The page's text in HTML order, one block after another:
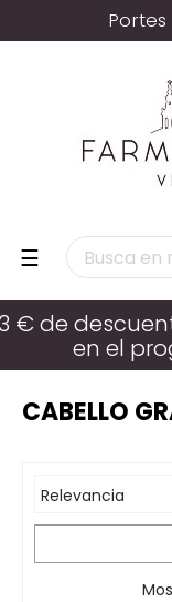
Navegación
palanca
☰
€ de
en el
CABELLO
Relevancia